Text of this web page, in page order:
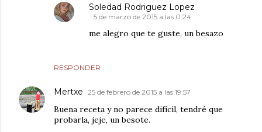
RESPONDER
Soledad Rodriguez Lopez
5 de marzo de 2015 a las 0:24
me alegro que te guste, un besazo
Mertxe 25 de febrero de 2015 a las 19:57
Buena receta y no parece difícil, tendré que
probarla, jeje, un besote.